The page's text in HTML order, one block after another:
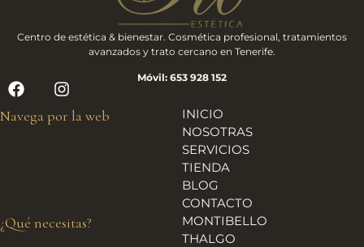
Centro de estética & bienestar. Cosmética profesional, tratamientos
avanzados y trato cercano en Tenerife.
Móvil: 653 928 152
Navega por la web
INICIO
NOSOTRAS
SERVICIOS
TIENDA
BLOG
CONTACTO
¿Qué necesitas?
MONTIBELLO
THALGO